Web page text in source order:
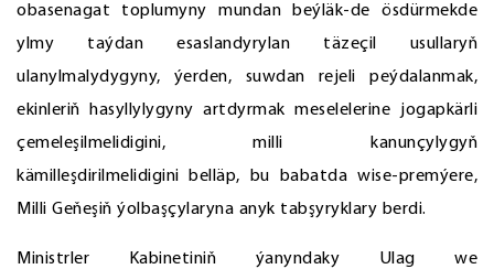
obasenagat toplumyny mundan beýläk-de ösdürmekde
ylmy taýdan esaslandyrylan täzeçil usullaryň
ulanylmalydygyny, ýerden, suwdan rejeli peýdalanmak,
ekinleriň hasyllylygyny artdyrmak meselelerine jogapkärli
çemeleşilmelidigini, milli kanunçylygyň
kämilleşdirilmelidigini belläp, bu babatda wise-premýere,
Milli Geňeşiň ýolbaşçylaryna anyk tabşyryklary berdi.
Ministrler Kabinetiniň ýanyndaky Ulag we